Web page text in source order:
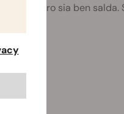
in vetro sia ben salda.